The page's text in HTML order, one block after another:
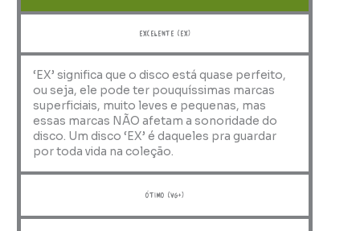
Excelente (EX)
‘EX’ significa que o disco está quase perfeito,
ou seja, ele pode ter pouquíssimas marcas
superficiais, muito leves e pequenas, mas
essas marcas NÃO afetam a sonoridade do
disco. Um disco ‘EX’ é daqueles pra guardar
por toda vida na coleção.
ótimo (VG+)